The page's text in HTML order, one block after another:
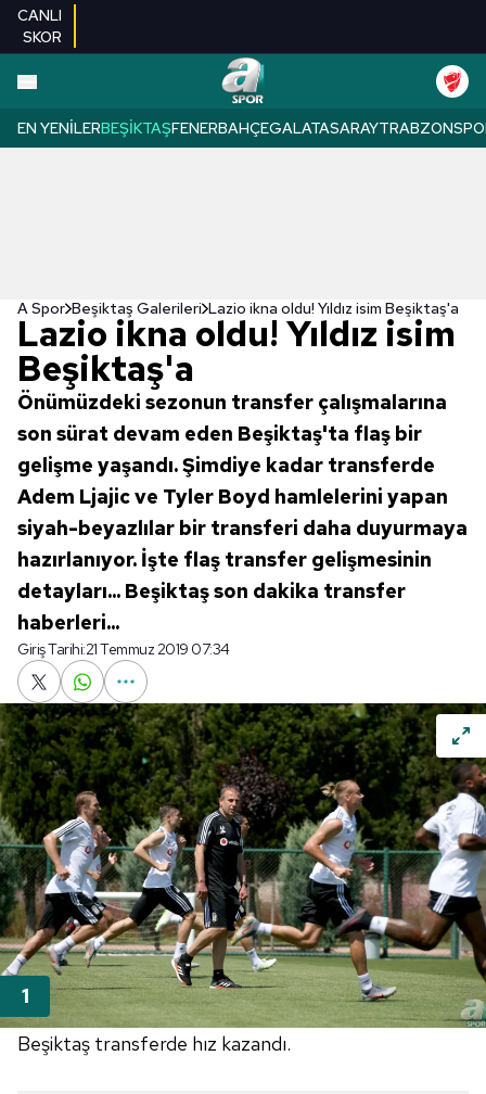
CANLI
SKOR
EN YENILERBEŞIKTAŞFENERBAHÇEGALATASARAY
A Spor Beşiktaş Galerileri Lazio ikna oldu! Yıldız isim Beşiktaş'a
Lazio ikna oldu! Yıldız isim
Beşiktaş'a
Önümüzdeki sezonun transfer çalışmalarına
son sürat devam eden Beşiktaş'ta flaş bir
gelişme yaşandı. Şimdiye kadar transferde
Adem Ljajic ve Tyler Boyd hamlelerini yapan
siyah-beyazlılar bir transferi daha duyurmaya
hazırlanıyor. İşte flaş transfer gelişmesinin
detayları... Beşiktaş son dakika transfer
haberleri...
Giriş Tarihi:21 Temmuz 2019 07:34
Beşiktaş transferde hız kazandı.